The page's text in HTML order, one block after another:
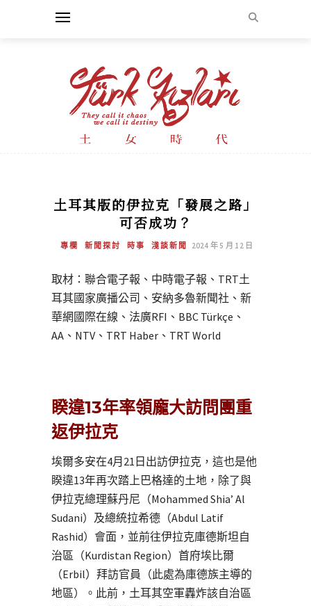
土耳其版的伊拉克「發展之路」
可否成功？
專欄 新聞探討 時事 淺談新聞 2024 年 5 月 12 日
取材：聯合電子報、中時電子報、TRT土
耳其國家廣播公司、安納多魯新聞社、新
華網國際在線、法廣RFI、BBC Türkçe、
AA、NTV、TRT Haber、TRT World
睽違13年率領龐大訪問團重
返伊拉克
埃爾多安在4月21日出訪伊拉克，這也是他
睽違13年再次踏上巴格達的土地，除了與
伊拉克總理蘇丹尼（Mohammed Shia’ Al
Sudani）及總統拉希德（Abdul Latif
Rashid）會面，並前往伊拉克庫德斯坦自
治區（Kurdistan Region）首府埃比爾
（Erbil）拜訪官員（此處為庫德族主導的
地區）。此前，土耳其空軍轟炸該自治區